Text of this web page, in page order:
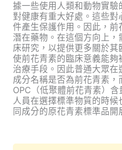
據一些使用人類和動物實
對健康有重大好處。這些
件產生保護作用。因此，
潛在藥物。在這個方向上
床研究，以提供更多關於
使前花青素的臨床意義能
治療手段。因此普通大眾
成分名稱是否為前花青素
OPC（低聚體前花青素）
人員在選擇標準物質的時
同成分的原花青素標準品開